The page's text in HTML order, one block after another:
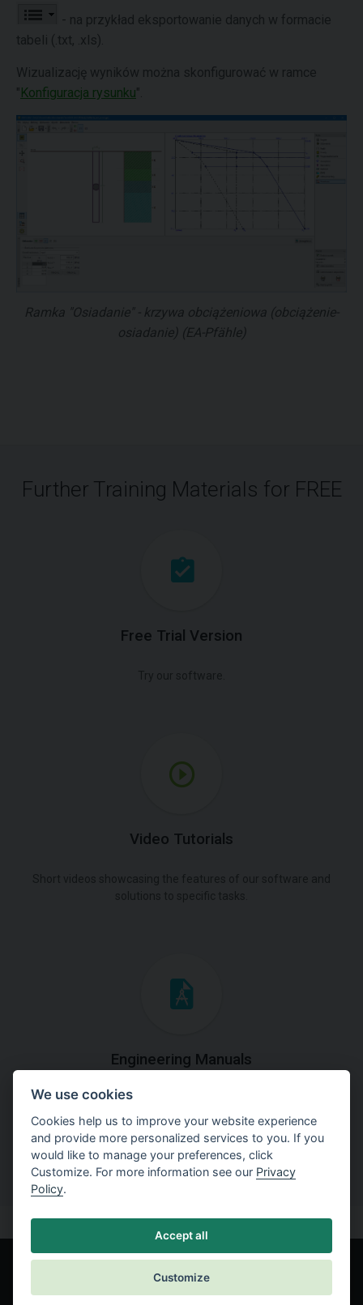
- na przykład eksportowanie danych w formacie
tabeli (.txt, .xls).
Wizualizację wyników można skonfigurować w ramce
"Konfiguracja rysunku".
Ramka "Osiadanie" - krzywa obciążeniowa (obciążenie-
osiadanie) (EA-Pfähle)
Further Training Materials for FREE
Free Trial Version
Video Tutorials
Engineering Manuals
Step by steps guides on how
to solve a specific tasks.
We use cookies
Cookies help us to improve your website experience
and provide more personalized services to you. If you
would like to manage your preferences, click
Customize. For more information see our Privacy
Policy.
Accept all
Customize